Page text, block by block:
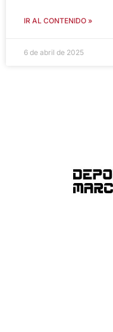
IR AL CONTENIDO »
6 de abril de 2025